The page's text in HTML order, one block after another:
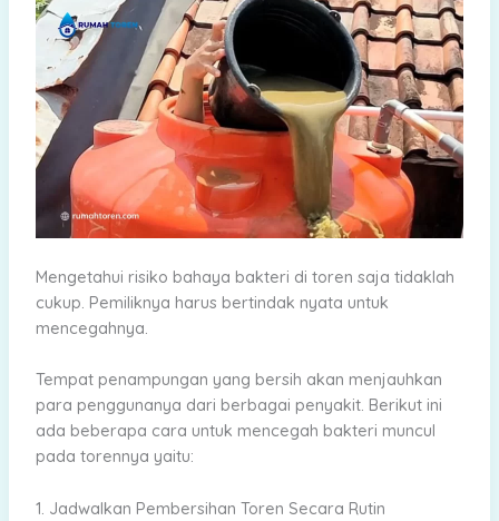
Mengetahui risiko bahaya bakteri di toren saja tidaklah
cukup. Pemiliknya harus bertindak nyata untuk
mencegahnya.
Tempat penampungan yang bersih akan menjauhkan
para penggunanya dari berbagai penyakit. Berikut ini
ada beberapa cara untuk mencegah bakteri muncul
pada torennya yaitu:
1. Jadwalkan Pembersihan Toren Secara Rutin